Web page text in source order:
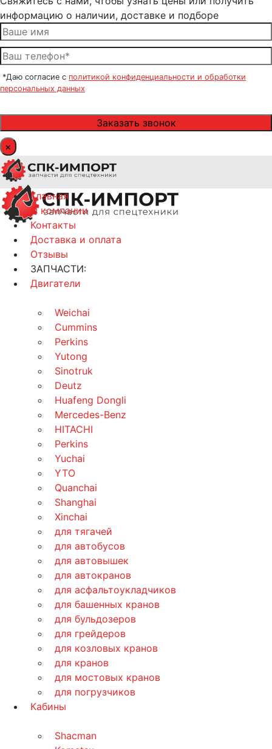
информацию о наличии, доставке и подборе
*Даю согласие с политикой конфиденциальности и обработки
персональных данных
×
Главная
О компании
Контакты
Доставка и оплата
Отзывы
ЗАПЧАСТИ:
Двигатели
Weichai
Cummins
Perkins
Yutong
Sinotruk
Deutz
Huafeng Dongli
Mercedes-Benz
HITACHI
Perkins
Yuchai
YTO
Quanchai
Shanghai
Xinchai
для тягачей
для автобусов
для автовышек
для автокранов
для асфальтоукладчиков
для башенных кранов
для бульдозеров
для грейдеров
для козловых кранов
для кранов
для мостовых кранов
для погрузчиков
Кабины
Shacman